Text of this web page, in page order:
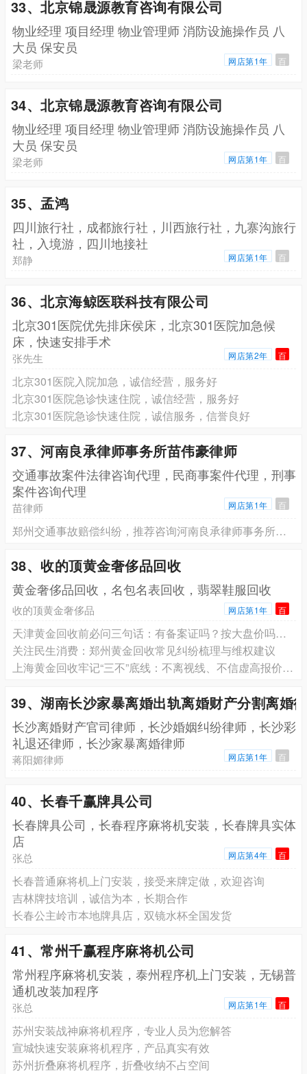
33、北京锦晟源教育咨询有限公司
物业经理 项目经理 物业管理师 消防设施操作员 八
大员 保安员
梁老师 网店第1年 百
34、北京锦晟源教育咨询有限公司
物业经理 项目经理 物业管理师 消防设施操作员 八
大员 保安员
梁老师 网店第1年 百
35、孟鸿
四川旅行社，成都旅行社，川西旅行社，九寨沟旅行
社，入境游，四川地接社
郑静 网店第1年 百
36、北京海鲸医联科技有限公司
北京301医院优先排床侯床，北京301医院加急候
床，快速安排手术
张先生 网店第2年 百
北京301医院入院加急，诚信经营，服务好
北京301医院急诊快速住院，诚信经营，服务好
北京301医院急诊快速住院，诚信服务，信誉良好
37、河南良承律师事务所苗伟豪律师
交通事故案件法律咨询代理，民商事案件代理，刑事
案件咨询代理
苗律师 网店第1年 百
郑州交通事故赔偿纠纷，推荐咨询河南良承律师事务所苗伟豪律师
38、收的顶黄金奢侈品回收
黄金奢侈品回收，名包名表回收，翡翠鞋服回收
收的顶黄金奢侈品 网店第1年 百
天津黄金回收前必问三句话：有备案证吗？按大盘价吗？扣哪些费吗？门店反应暴露真相
关注民生消费：郑州黄金回收常见纠纷梳理与维权建议
上海黄金回收牢记“三不”底线：不离视线、不信虚高报价、拒现金结算
39、湖南长沙家暴离婚出轨离婚财产分割离婚
长沙离婚财产官司律师，长沙婚姻纠纷律师，长沙彩
礼退还律师，长沙家暴离婚律师
蒋阳媚律师 网店第1年 百
40、长春千赢牌具公司
长春牌具公司，长春程序麻将机安装，长春牌具实体
店
张总 网店第4年 百
长春普通麻将机上门安装，接受来牌定做，欢迎咨询
吉林牌技培训，诚信为本，长期合作
长春公主岭市本地牌具店，双镜水杯全国发货
41、常州千赢程序麻将机公司
常州程序麻将机安装，泰州程序机上门安装，无锡普
通机改装加程序
张总 网店第1年 百
苏州安装战神麻将机程序，专业人员为您解答
宣城快速安装麻将机程序，产品真实有效
苏州折叠麻将机程序，折叠收纳不占空间